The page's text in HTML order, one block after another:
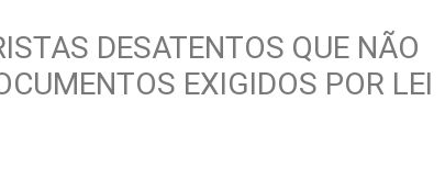
DESATENTOS QUE NÃO
EXIGIDOS POR LEI